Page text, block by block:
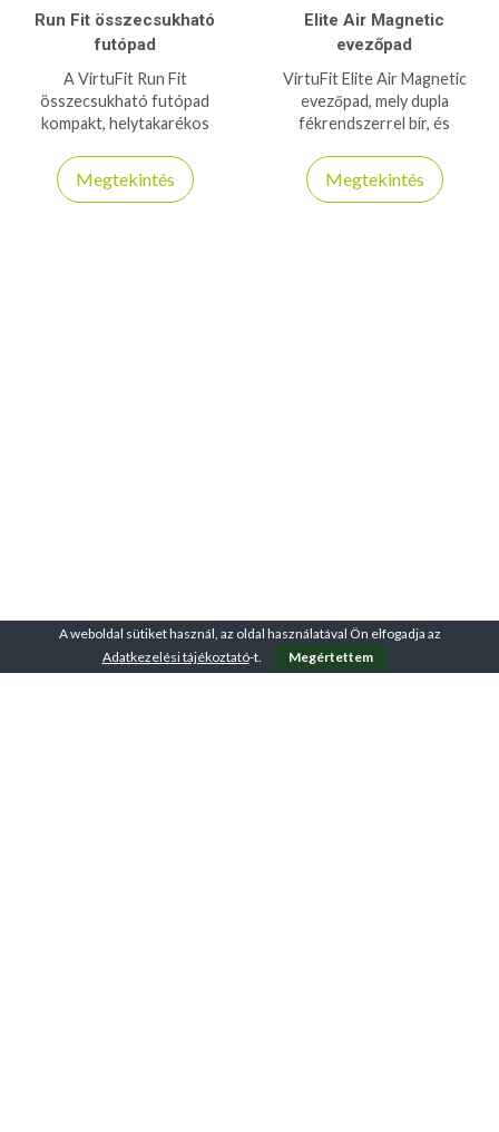
Run Fit összecsukható
futópad
A VirtuFit Run Fit
összecsukható futópad
kompakt, helytakarékos
és ideális otthoni edzéshez,
különböző futóprogramokkal.
Megtekintés
Elite Air Magnetic
evezőpad
VirtuFit Elite Air Magnetic
evezőpad, mely dupla
fékrendszerrel bír, és
Megtekintés
A weboldal sütiket használ, az oldal használatával Ön elfogadja az
Adatkezelési tájékoztató-t. Megértettem